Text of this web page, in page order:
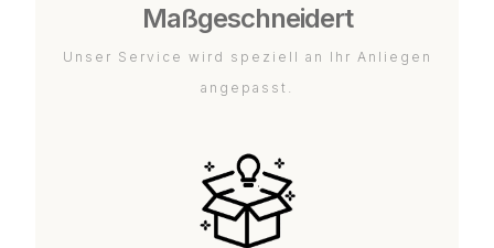
Maßgeschneidert
Unser Service wird speziell an Ihr Anliegen
angepasst.